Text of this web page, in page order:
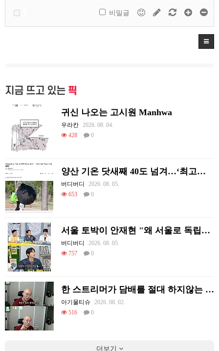
비밀글
지금 뜨고 있는 픽
귀신 나오는 고시원 Manhwa
우라칸 2026. 08. 04.
428
0
양산 기온 닷새째 40도 넘겨…‘최고기온 42도 가능성도’
버디버디
2026. 08. 05.
653
0
서울 토박이 안재현 "왜 서울로 독립해?"
버디버디
2026. 08. 05.
757
0
한 스트리머가 담배를 절대 하지않는 이유
아기물티슈
2026. 08. 02.
516
0
더보기